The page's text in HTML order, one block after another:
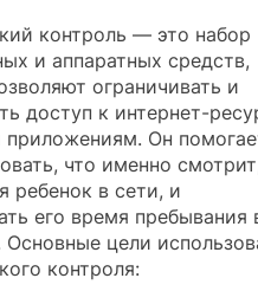
контроль — это набор
и аппаратных средств,
ограничивать и
доступ к интернет-
приложениям. Он
что именно
ребенок в сети, и
его время пребывания
Основные цели
контроля: